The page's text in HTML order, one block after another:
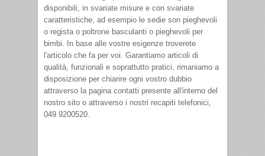
disponibili, in svariate misure e con svariate
caratteristiche, ad esempio le sedie son pieghevoli
o regista o poltrone basculanti o pieghevoli per
bimbi. In base alle vostre esigenze troverete
l'articolo che fa per voi. Garantiamo articoli di
qualità, funzionali e soprattutto pratici, rimaniamo a
disposizione per chiarire ogni vostro dubbio
attraverso la pagina contatti presente all'interno del
nostro sito o attraverso i nostri recapiti telefonici,
049 9200520.